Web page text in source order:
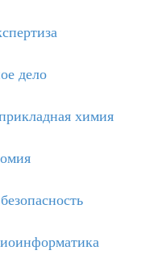
дело
химия